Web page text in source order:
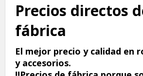
Precios directos
fábrica
El mejor precio y calidad en
y accesorios.